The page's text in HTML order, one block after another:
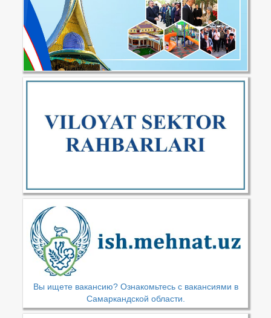
Вы ищете вакансию? Ознакомьтесь с вакансиями в
Самаркандской области.